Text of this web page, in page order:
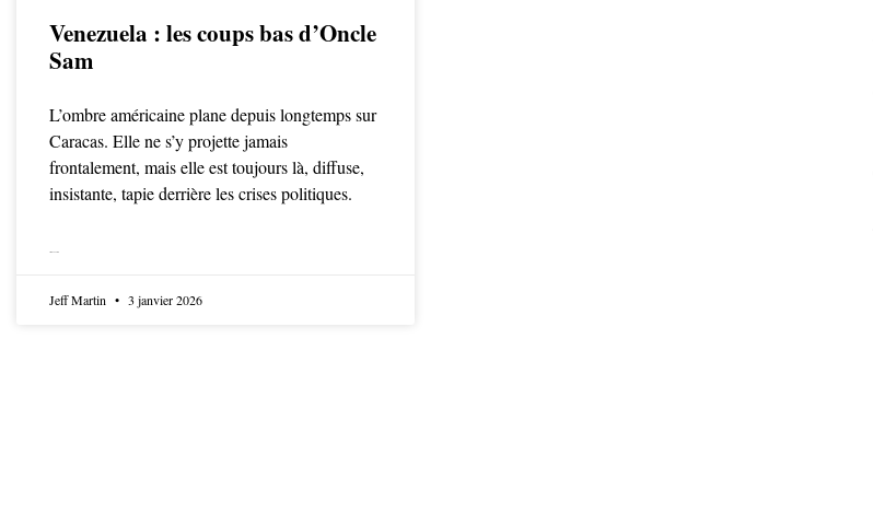
Venezuela : les coups bas d’Oncle
Sam
L’ombre américaine plane depuis longtemps sur
Caracas. Elle ne s’y projette jamais
frontalement, mais elle est toujours là, diffuse,
insistante, tapie derrière les crises politiques.
Jeff Martin 3 janvier 2026